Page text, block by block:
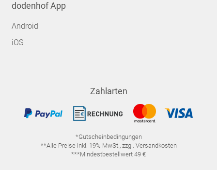
dodenhof App
Android
iOS
Zahlarten
*Gutscheinbedingungen
**Alle Preise inkl. 19% MwSt., zzgl. Versandkosten
***Mindestbestellwert 49 €